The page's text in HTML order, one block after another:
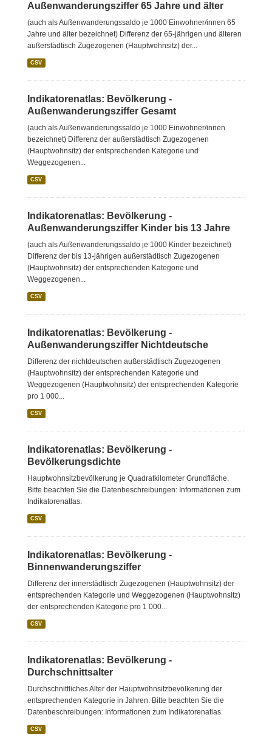
Außenwanderungsziffer 65 Jahre und älter
(auch als Außenwanderungssaldo je 1000 Einwohner/innen 65
Jahre und älter bezeichnet) Differenz der 65-jährigen und älteren
außerstädtisch Zugezogenen (Hauptwohnsitz) der...
CSV
Indikatorenatlas: Bevölkerung -
Außenwanderungsziffer Gesamt
(auch als Außenwanderungssaldo je 1000 Einwohner/innen
bezeichnet) Differenz der außerstädtisch Zugezogenen
(Hauptwohnsitz) der entsprechenden Kategorie und
Weggezogenen...
CSV
Indikatorenatlas: Bevölkerung -
Außenwanderungsziffer Kinder bis 13 Jahre
(auch als Außenwanderungssaldo je 1000 Kinder bezeichnet)
Differenz der bis 13-jährigen außerstädtisch Zugezogenen
(Hauptwohnsitz) der entsprechenden Kategorie und
Weggezogenen...
CSV
Indikatorenatlas: Bevölkerung -
Außenwanderungsziffer Nichtdeutsche
Differenz der nichtdeutschen außerstädtisch Zugezogenen
(Hauptwohnsitz) der entsprechenden Kategorie und
Weggezogenen (Hauptwohnsitz) der entsprechenden Kategorie
pro 1 000...
CSV
Indikatorenatlas: Bevölkerung -
Bevölkerungsdichte
Hauptwohnsitzbevölkerung je Quadratkilometer Grundfläche.
Bitte beachten Sie die Datenbeschreibungen: Informationen zum
Indikatorenatlas.
CSV
Indikatorenatlas: Bevölkerung -
Binnenwanderungsziffer
Differenz der innerstädtisch Zugezogenen (Hauptwohnsitz) der
entsprechenden Kategorie und Weggezogenen (Hauptwohnsitz)
der entsprechenden Kategorie pro 1 000...
CSV
Indikatorenatlas: Bevölkerung -
Durchschnittsalter
Durchschnittliches Alter der Hauptwohnsitzbevölkerung der
entsprechenden Kategorie in Jahren. Bitte beachten Sie die
Datenbeschreibungen: Informationen zum Indikatorenatlas.
CSV